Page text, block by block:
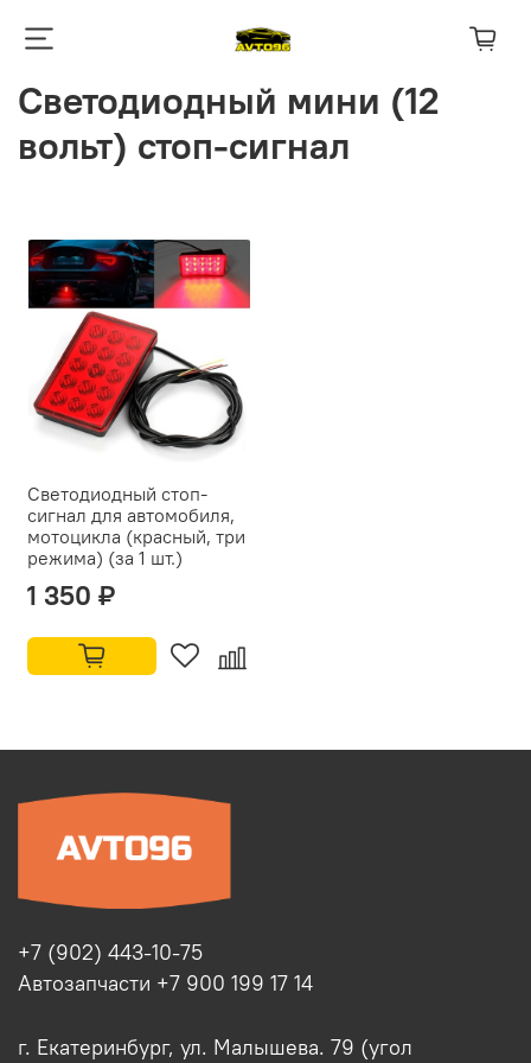
Cветодиодный мини (12
вольт) стоп-сигнал
Светодиодный стоп-
сигнал для автомобиля,
мотоцикла (красный, три
режима) (за 1 шт.)
1 350 ₽
+7 (902) 443-10-75
Автозапчасти +7 900 199 17 14
г. Екатеринбург, ул. Малышева. 79 (угол